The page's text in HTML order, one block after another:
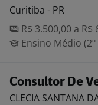
Curitiba - PR
R$ 3.500,00 a R$
Ensino Médio
Consultor De
CLECIA SANTANA